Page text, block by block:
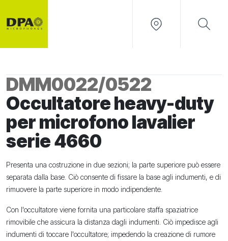
DMM0022/0522
Occultatore heavy-duty
per microfono lavalier
serie 4660
Presenta una costruzione in due sezioni; la parte superiore può essere
separata dalla base. Ciò consente di fissare la base agli indumenti, e di
rimuovere la parte superiore in modo indipendente.
Con l'occultatore viene fornita una particolare staffa spaziatrice
rimovibile che assicura la distanza dagli indumenti. Ciò impedisce agli
indumenti di toccare l'occultatore; impedendo la creazione di rumore